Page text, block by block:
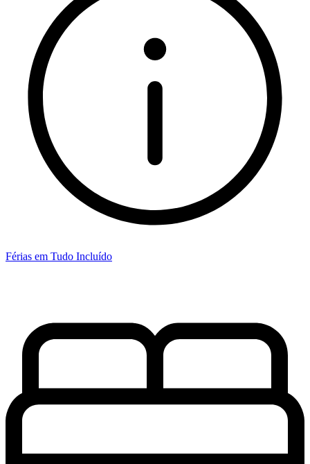
Férias em Tudo Incluído